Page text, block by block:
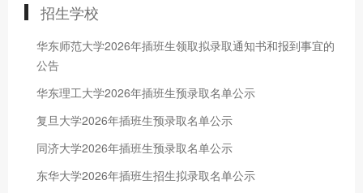
招生学校
华东师范大学2026年插班生领取拟录取通知书和报到事宜的
公告
华东理工大学2026年插班生预录取名单公示
复旦大学2026年插班生预录取名单公示
同济大学2026年插班生预录取名单公示
东华大学2026年插班生招生拟录取名单公示